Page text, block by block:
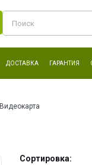
ДОСТАВКА ГАРАНТИЯ
Видеокарта
Сортировка: